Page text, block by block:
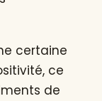
certaine
ce
de